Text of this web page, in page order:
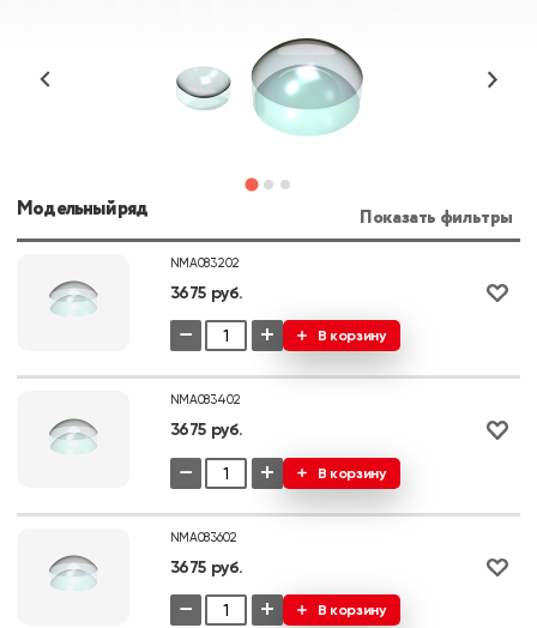
Модельный ряд Показать фильтры
NMA083202
3675 руб.
− + В корзину
NMA083402
3675 руб.
− + В корзину
NMA083602
3675 руб.
− + В корзину